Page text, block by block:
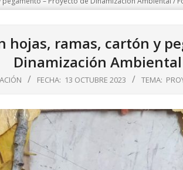
hojas, ramas, cartón y
Dinamización
FECHA: 13 OCTUBRE 2023 TEMA: